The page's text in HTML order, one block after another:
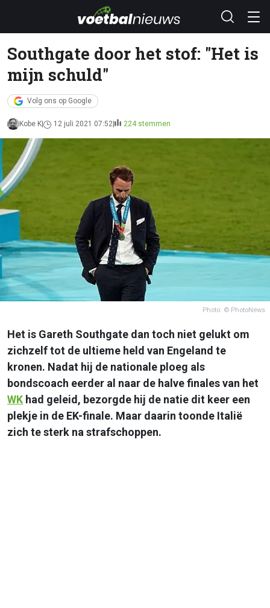
Southgate door het stof: "Het is
mijn schuld"
Volg ons op Google
Kobe K 12 juli 2021 07:52 224 stemmen
Photo: © PhotoNews
Het is Gareth Southgate dan toch niet gelukt om
zichzelf tot de ultieme held van Engeland te
kronen. Nadat hij de nationale ploeg als
bondscoach eerder al naar de halve finales van het
WK had geleid, bezorgde hij de natie dit keer een
plekje in de EK-finale. Maar daarin toonde Italië
zich te sterk na strafschoppen.